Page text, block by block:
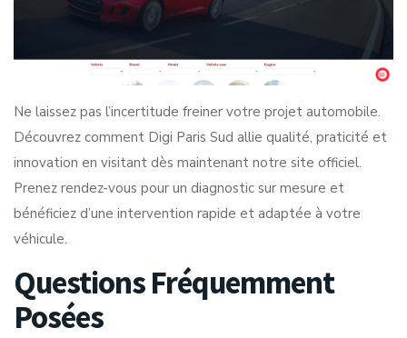
Ne laissez pas l’incertitude freiner votre projet automobile.
Découvrez comment Digi Paris Sud allie qualité, praticité et
innovation en visitant dès maintenant notre site officiel.
Prenez rendez-vous pour un diagnostic sur mesure et
bénéficiez d’une intervention rapide et adaptée à votre
véhicule.
Questions Fréquemment
Posées